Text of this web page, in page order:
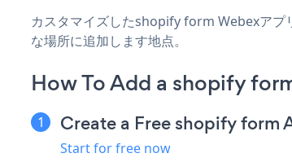
カスタマイズしたshopify form Webexアプ
な場所に追加します地点。
How To Add a shopify
Create a Free shopify form
Start for free now